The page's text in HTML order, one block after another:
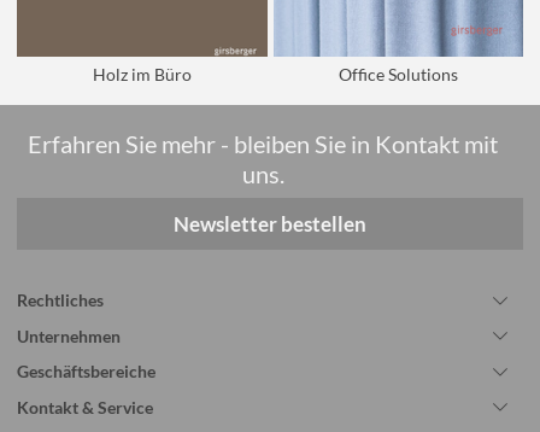
Holz im Büro Office Solutions
Erfahren Sie mehr - bleiben Sie in Kontakt mit
uns.
Newsletter bestellen
Rechtliches
Unternehmen
Geschäftsbereiche
Kontakt & Service